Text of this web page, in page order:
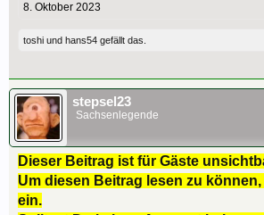
8. Oktober 2023
toshi und hans54 gefällt das.
stepsel23
Sachsenlegende
Dieser Beitrag ist für Gäste
Um diesen Beitrag lesen zu
ein.